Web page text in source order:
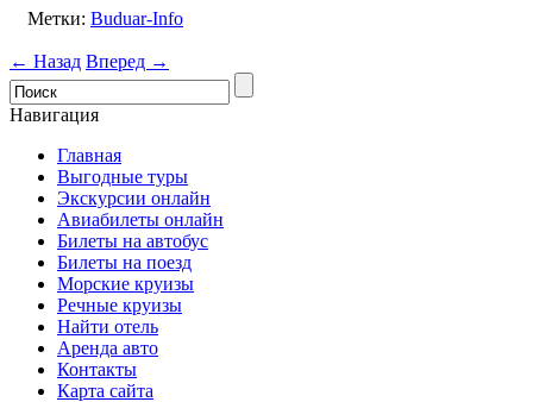
Метки: Buduar-Info
← Назад Вперед →
Навигация
Главная
Выгодные туры
Экскурсии онлайн
Авиабилеты онлайн
Билеты на автобус
Билеты на поезд
Морские круизы
Речные круизы
Найти отель
Аренда авто
Контакты
Карта сайта